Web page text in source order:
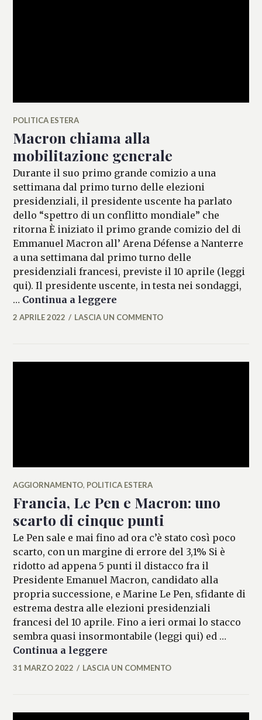
POLITICA ESTERA
Macron chiama alla
mobilitazione generale
Durante il suo primo grande comizio a una
settimana dal primo turno delle elezioni
presidenziali, il presidente uscente ha parlato
dello “spettro di un conflitto mondiale” che
ritorna È iniziato il primo grande comizio del di
Emmanuel Macron all’ Arena Défense a Nanterre
a una settimana dal primo turno delle
presidenziali francesi, previste il 10 aprile (leggi
qui). Il presidente uscente, in testa nei sondaggi,
… Continua a leggere
FRANCESCA
2 APRILE 2022 LASCIA UN COMMENTO
AGGIORNAMENTO, POLITICA ESTERA
Francia, Le Pen e Macron: uno
scarto di cinque punti
Le Pen sale e mai fino ad ora c’è stato così poco
scarto, con un margine di errore del 3,1% Si è
ridotto ad appena 5 punti il distacco fra il
Presidente Emanuel Macron, candidato alla
propria successione, e Marine Le Pen, sfidante di
estrema destra alle elezioni presidenziali
francesi del 10 aprile. Fino a ieri ormai lo stacco
sembra quasi insormontabile (leggi qui) ed …
Continua a leggere
FEDERICO
31 MARZO 2022 LASCIA UN COMMENTO